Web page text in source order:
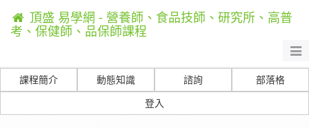
頂盛 易學網 - 營養師、食品技師、研究所、高普
考、保健師、品保師課程
課程簡介 動態知識 諮詢
部落格
登入